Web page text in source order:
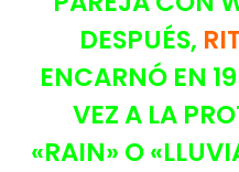
DESPUÉS,
ENCARNÓ EN
VEZ A LA
«RAIN» O